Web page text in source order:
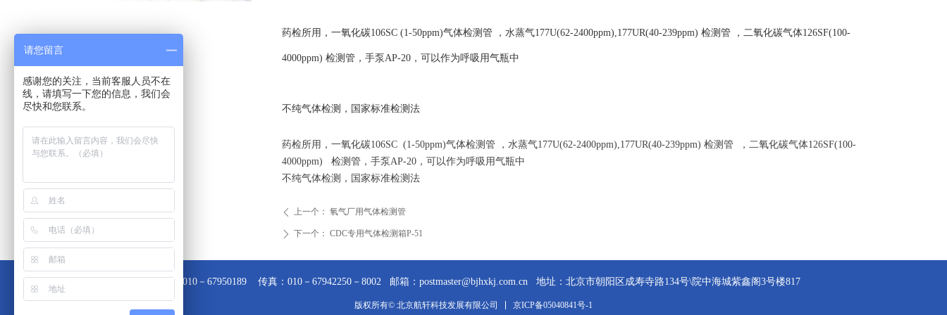
药检所用，一氧化碳106SC (1-50ppm)气体检测管 ，水蒸气177U(62-2400ppm),177UR(40-239ppm) 检测管 ，二氧化碳气体126SF(100-
4000ppm) 检测管，手泵AP-20，可以作为呼吸用气瓶中
不纯气体检测，国家标准检测法
ꄴ 上一个： 氧气厂用气体检测管
ꄲ 下一个： CDC专用气体检测箱P-51
药检所用，一氧化碳106SC (1-50ppm)气体检测管 ，水蒸气177U(62-2400ppm),177UR(40-239ppm) 检测管 ，二氧化碳气体126SF(100-
4000ppm) 检测管，手泵AP-20，可以作为呼吸用气瓶中
不纯气体检测，国家标准检测法
电话： 010－67950189 传真：010－67942250－8002 邮箱：postmaster@bjhxkj.com.cn 地址：北京市朝阳区成寿寺路134号\院中海城紫鑫阁3号楼817
版权所有© 北京航轩科技发展有限公司 京ICP备05040841号-1
请您留言
感谢您的关注，当前客服人员不在
线，请填写一下您的信息，我们会
尽快和您联系。